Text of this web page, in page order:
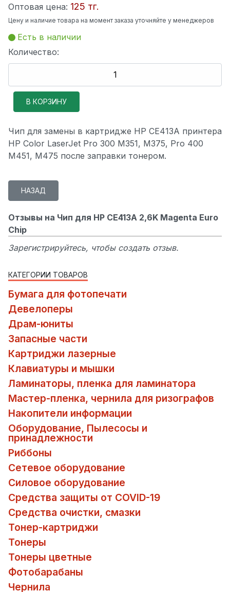
Оптовая цена: 125 тг.
Цену и наличие товара на момент заказа уточняйте у менеджеров
Есть в наличии
Количество:
Чип для замены в картридже HP CE413A принтера
HP Color LaserJet Pro 300 M351, M375, Pro 400
M451, M475 после заправки тонером.
Отзывы на Чип для HP CE413A 2,6K Magenta Euro
Chip
Зарегистрируйтесь, чтобы создать отзыв.
КАТЕГОРИИ ТОВАРОВ
Бумага для фотопечати
Девелоперы
Драм-юниты
Запасные части
Картриджи лазерные
Клавиатуры и мышки
Ламинаторы, пленка для ламинатора
Мастер-пленка, чернила для ризографов
Накопители информации
Оборудование, Пылесосы и
принадлежности
Риббоны
Сетевое оборудование
Силовое оборудование
Средства защиты от COVID-19
Средства очистки, смазки
Тонер-картриджи
Тонеры
Тонеры цветные
Фотобарабаны
Чернила